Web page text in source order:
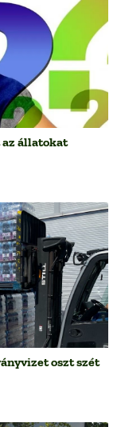
az állatokat
oszt szét